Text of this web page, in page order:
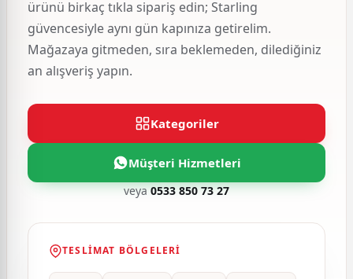
ürünü birkaç tıkla sipariş edin; Starling
güvencesiyle aynı gün kapınıza getirelim.
Mağazaya gitmeden, sıra beklemeden, dilediğiniz
an alışveriş yapın.
Kategoriler
Müşteri Hizmetleri
veya0533 850 73 27
TESLIMAT BÖLGELERI